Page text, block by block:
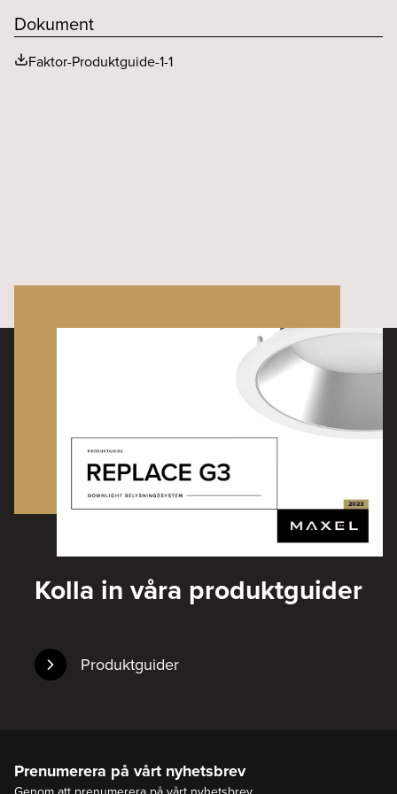
Dokument
Faktor-Produktguide-1-1
Kolla in våra produktguider
Produktguider
Prenumerera på vårt nyhetsbrev